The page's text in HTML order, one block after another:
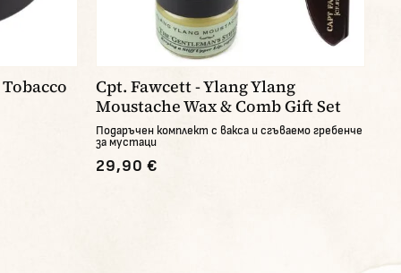
Cpt. Fawcett - Ylang Ylang
Moustache Wax & Comb Gift Set
Подаръчен комплект с вакса и сгъваемо гребенче
за мустаци
29,90 €